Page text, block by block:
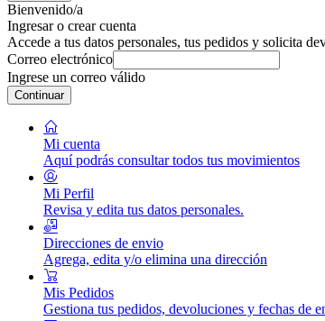
Bienvenido/a
Ingresar o crear cuenta
Accede a tus datos personales, tus pedidos y solicita
Correo electrónico
Ingrese un correo válido
Continuar
Mi cuenta
Aquí podrás consultar todos tus movimientos
Mi Perfil
Revisa y edita tus datos personales.
Direcciones de envio
Agrega, edita y/o elimina una dirección
Mis Pedidos
Gestiona tus pedidos, devoluciones y fechas de